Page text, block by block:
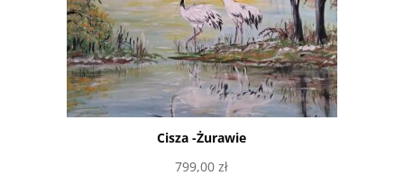
Cisza -Żurawie
799,00zł